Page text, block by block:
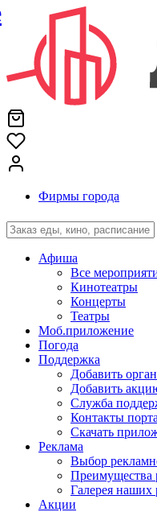
Фирмы города
Афиша
Все
Кинотеатры
Концерты
Театры
Моб.приложение
Погода
Поддержка
Добавить
Добавить
Служба
Контакты
Скачать
Реклама
Выбор
Преимущества
Галерея наших
Акции